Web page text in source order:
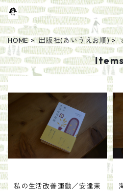
HOME 出版社(あいうえお順)
私の生活改善運動／安達茉